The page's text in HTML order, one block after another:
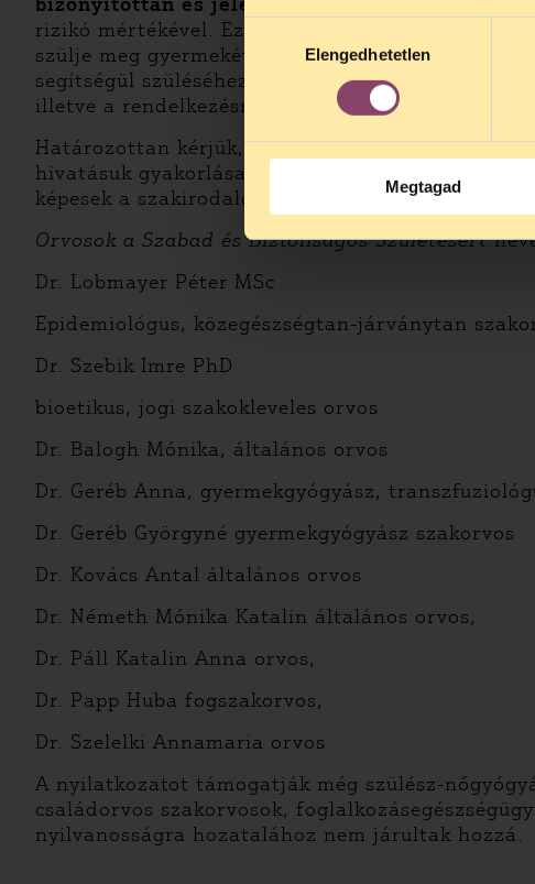
kiválasztásaElengedhetetlen
Megtagad
rizikó mértékével. Ez a jog a személyek saját
szülje meg gyermekét, de elvitathatatlannak
segítségül szüléséhez. Ehhez a döntéshez
illetve a rendelkezésre álló választási
Határozottan kérjük, hogy a szabályozást
hivatásuk gyakorlása során azt alkalmazni
képesek a szakirodalom elfogulatlan
Orvosok a Szabad és Biztonságos Születésért
Dr. Lobmayer Péter MSc
Epidemiológus, közegészségtan-járványtan
Dr. Szebik Imre PhD
bioetikus, jogi szakokleveles orvos
Dr. Balogh Mónika, általános orvos
Dr. Geréb Anna, gyermekgyógyász,
Dr. Geréb Györgyné gyermekgyógyász szakorvos
Dr. Kovács Antal általános orvos
Dr. Németh Mónika Katalin általános orvos,
Dr. Páll Katalin Anna orvos,
Dr. Papp Huba fogszakorvos,
Dr. Szelelki Annamaria orvos
A nyilatkozatot támogatják még szülész-
családorvos szakorvosok,
nyilvanosságra hozatalához nem járultak hozzá.
alatt is elér